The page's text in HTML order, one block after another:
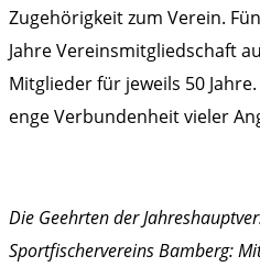
Zugehörigkeit zum Verein.
Jahre Vereinsmitgliedschaft
Mitglieder für jeweils 50
enge Verbundenheit vieler
Die Geehrten der
Sportfischervereins Bamberg: